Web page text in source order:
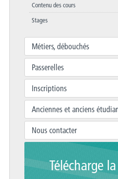
Contenu des cours
Stages
Métiers, débouchés
Passerelles
Inscriptions
Anciennes et anciens
Nous contacter
Télécharge